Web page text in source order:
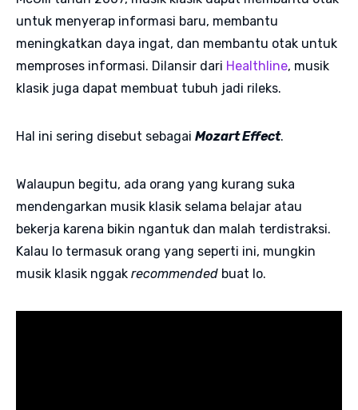
untuk menyerap informasi baru, membantu
meningkatkan daya ingat, dan membantu otak untuk
memproses informasi. Dilansir dari Healthline, musik
klasik juga dapat membuat tubuh jadi rileks.
Hal ini sering disebut sebagai Mozart Effect.
Walaupun begitu, ada orang yang kurang suka
mendengarkan musik klasik selama belajar atau
bekerja karena bikin ngantuk dan malah terdistraksi.
Kalau lo termasuk orang yang seperti ini, mungkin
musik klasik nggak recommended buat lo.